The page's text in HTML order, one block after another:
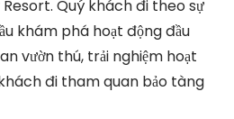
Quý khách đi theo sự
khám phá hoạt động đầu
vườn thú, trải nghiệm hoạt
đi tham quan bảo tàng